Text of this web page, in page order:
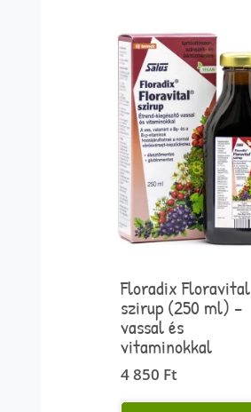
Floradix Floravital
szirup (250 ml) –
vassal és
vitaminokkal
4 850 Ft